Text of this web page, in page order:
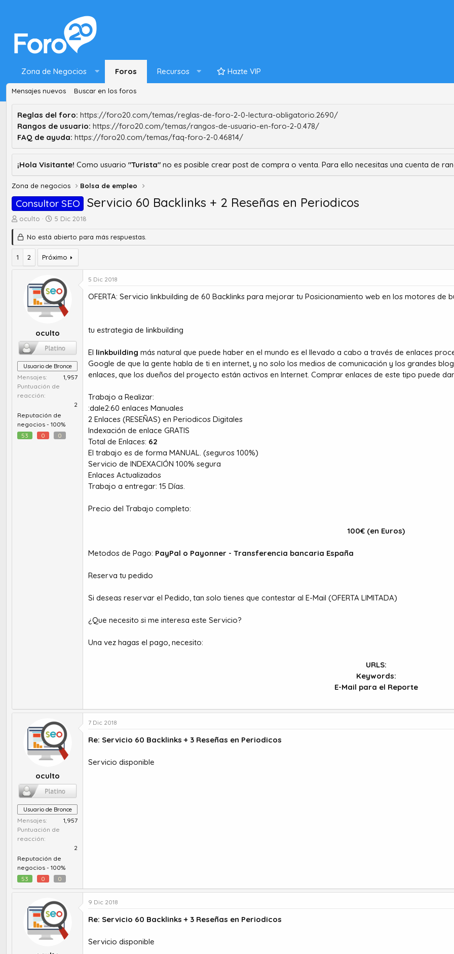
Zona de Negocios Foros Recursos Hazte VIP
Mensajes nuevos Buscar en los foros
Reglas del foro: https://foro20.com/temas/reglas-de-foro-2-0-lectura-obligatorio.2690/
Rangos de usuario: https://foro20.com/temas/rangos-de-usuario-en-foro-2-0.478/
FAQ de ayuda: https://foro20.com/temas/faq-foro-2-0.46814/
¡Hola Visitante! Como usuario "Turista" no es posible crear post de compra o venta. Para ello necesitas una cuenta de
Zona de negocios Bolsa de empleo
Consultor SEO Servicio 60 Backlinks + 2 Reseñas en Periodicos
A
t
o
oculto
F
c
h
a
d
n
i
c
o
5 Dic 2018
No está abierto para más respuestas.
1 2 Próximo
oculto
Usuario de Bronce
Mensajes
1,957
Puntuación de
reacción
2
Reputación de
negocios - 100%
53
0 0
5 Dic 2018
OFERTA: Servicio linkbuilding de 60 Backlinks para mejorar tu Posicionamiento web en los motores de
tu estrategia de linkbuilding
El linkbuilding más natural que puede haber en el mundo es el llevado a cabo a través de enlaces
Google de que la gente habla de ti en internet, y no solo los medios de comunicación y los grandes
enlaces, que los dueños del proyecto están activos en Internet. Comprar enlaces de este tipo puede
Trabajo a Realizar:
:dale2:60 enlaces Manuales
2 Enlaces (RESEÑAS) en Periodicos Digitales
Indexación de enlace GRATIS
Total de Enlaces: 62
El trabajo es de forma MANUAL. (seguros 100%)
Servicio de INDEXACIÓN 100% segura
Enlaces Actualizados
Trabajo a entregar: 15 Días.
Precio del Trabajo completo:
100€ (en Euros)
Metodos de Pago: PayPal o Payonner - Transferencia bancaria España
Reserva tu pedido
Si deseas reservar el Pedido, tan solo tienes que contestar al E-Mail (OFERTA LIMITADA)
¿Que necesito si me interesa este Servicio?
Una vez hagas el pago, necesito:
URLS:
Keywords:
E-Mail para el Reporte
oculto
Usuario de Bronce
Mensajes
1,957
Puntuación de
reacción
2
Reputación de
negocios - 100%
53
0 0
7 Dic 2018
Re: Servicio 60 Backlinks + 3 Reseñas en Periodicos
Servicio disponible
9 Dic 2018
Re: Servicio 60 Backlinks + 3 Reseñas en Periodicos
Servicio disponible